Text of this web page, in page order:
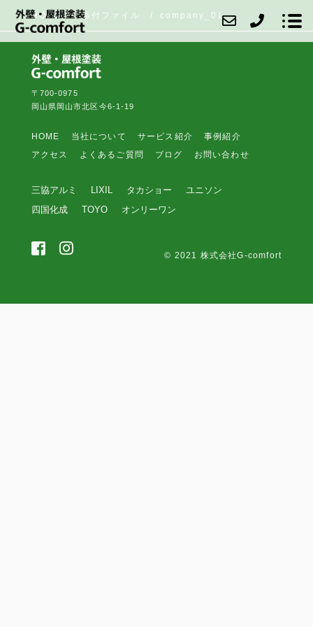
サービス紹介
事例紹介
アクセス
ブログ
HOME 添付ファイル company_01
〒700-0975
岡山県岡山市北区今6-1-19
HOME 当社について サービス紹介
事例紹介
アクセス
よくあるご質問 ブログ お問い合わせ
三協アルミ LIXIL タカショー
ユニソン
四国化成
TOYO オンリーワン
© 2021 株式会社G-comfort